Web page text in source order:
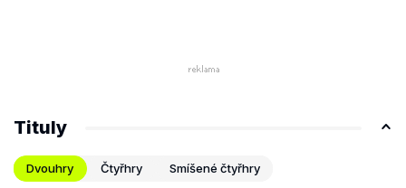
Tituly
Dvouhry Čtyřhry Smíšené čtyřhry